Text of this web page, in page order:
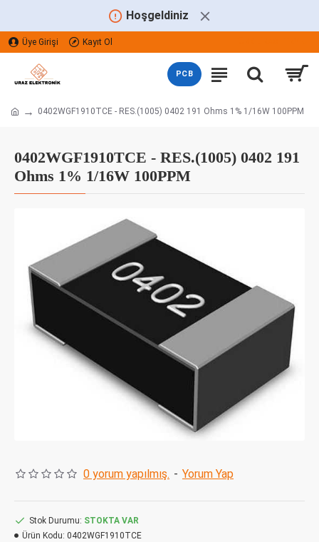
Hoşgeldiniz
Üye Girişi Kayıt Ol
PCB
0402WGF1910TCE - RES.(1005) 0402 191 Ohms 1% 1/16W 100PPM
0402WGF1910TCE - RES.(1005) 0402 191
Ohms 1% 1/16W 100PPM
0 yorum yapılmış. - Yorum Yap
Stok Durumu: STOKTA VAR
Ürün Kodu: 0402WGF1910TCE